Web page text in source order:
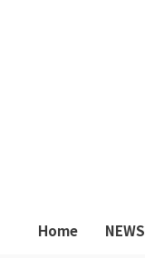
Home NEWS